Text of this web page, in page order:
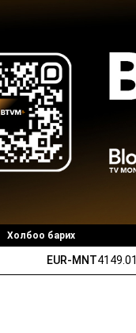
Холбоо барих
EUR-MNT4149.01